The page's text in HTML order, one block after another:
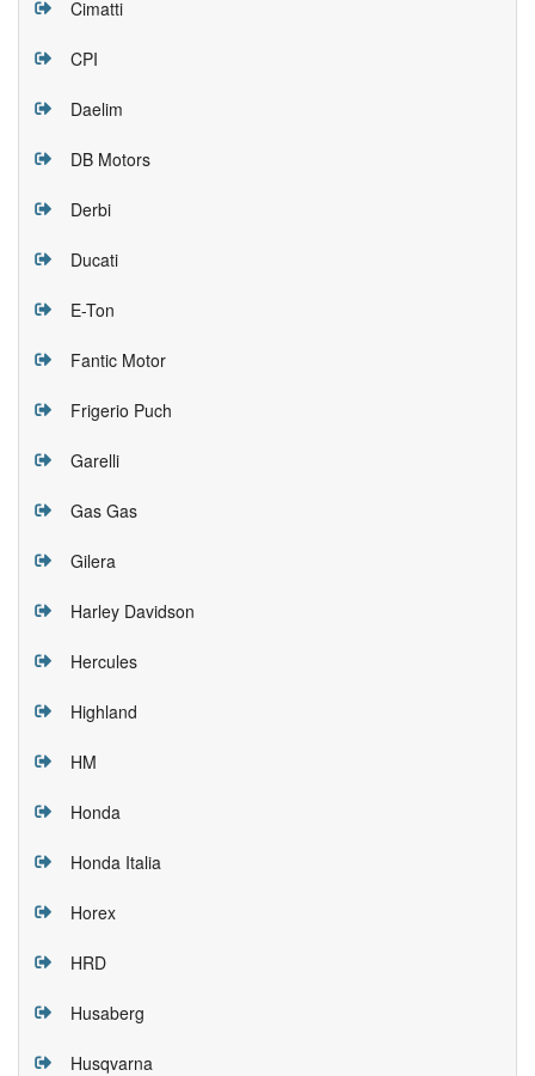
Cimatti
CPI
Daelim
DB Motors
Derbi
Ducati
E-Ton
Fantic Motor
Frigerio Puch
Garelli
Gas Gas
Gilera
Harley Davidson
Hercules
Highland
HM
Honda
Honda Italia
Horex
HRD
Husaberg
Husqvarna